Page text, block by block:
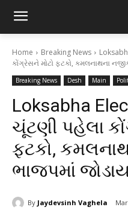
Home Breaking News
કોંગ્રેસને મોટો ફટકો, કમલનાથના
Breaking News Desh Main
Loksabha
ચૂંટણી પહેલા
ફટકો,
ભાજપમાં
By Jaydevsinh Vaghela